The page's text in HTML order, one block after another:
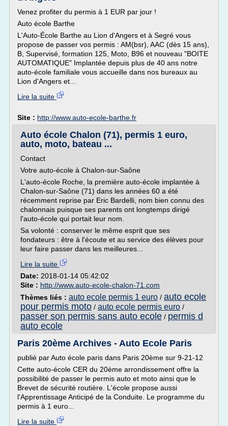
Venez profiter du permis à 1 EUR par jour !
Auto école Barthe
L'Auto-École Barthe au Lion d'Angers et à Segré vous
propose de passer vos permis : AM(bsr), AAC (dès 15 ans),
B, Supervisé, formation 125, Moto, B96 et nouveau "BOITE
AUTOMATIQUE" Implantée depuis plus de 40 ans notre
auto-école familiale vous accueille dans nos bureaux au
Lion d'Angers et...
Lire la suite
Site : http://www.auto-ecole-barthe.fr
Auto école Chalon (71), permis 1 euro,
auto, moto, bateau ...
Contact
Votre auto-école à Chalon-sur-Saône
L'auto-école Roche, la première auto-école implantée à
Chalon-sur-Saône (71) dans les années 60 a été
récemment reprise par Eric Bardelli, nom bien connu des
chalonnais puisque ses parents ont longtemps dirigé
l'auto-école qui portait leur nom.
Sa volonté : conserver le même esprit que ses
fondateurs : être à l'écoute et au service des élèves pour
leur faire passer dans les meilleures...
Lire la suite
Date: 2018-01-14 05:42:02
Site : http://www.auto-ecole-chalon-71.com
Thèmes liés : auto ecole permis 1 euro / auto ecole
pour permis moto / auto ecole permis euro /
passer son permis sans auto ecole / permis d
auto ecole
Paris 20ème Archives - Auto Ecole Paris
publié par Auto école paris dans Paris 20ème sur 9-21-12
Cette auto-école CER du 20ème arrondissement offre la
possibilité de passer le permis auto et moto ainsi que le
Brevet de sécurité routière. L'école propose aussi
l'Apprentissage Anticipé de la Conduite. Le programme du
permis à 1 euro...
Lire la suite